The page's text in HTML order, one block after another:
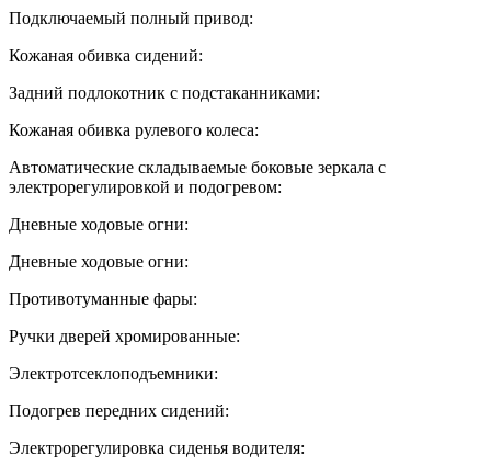
Подключаемый полный привод:
Кожаная обивка сидений:
Задний подлокотник с подстаканниками:
Кожаная обивка рулевого колеса:
Автоматические складываемые боковые зеркала с
электрорегулировкой и подогревом:
Дневные ходовые огни:
Дневные ходовые огни:
Противотуманные фары:
Ручки дверей хромированные:
Электротсеклоподъемники:
Подогрев передних сидений:
Электрорегулировка сиденья водителя: